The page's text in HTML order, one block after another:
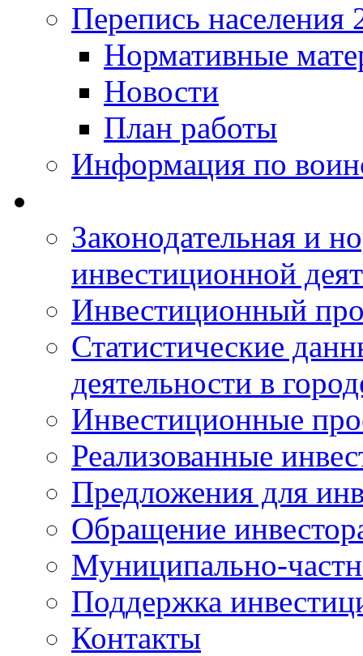
Перепись населения
Нормативные
Новости
План работы
Информация по
Законодательная и
инвестиционной
Инвестиционный
Статистические
деятельности в
Инвестиционные
Реализованные
Предложения для
Обращение
Муниципально-
Поддержка
Контакты